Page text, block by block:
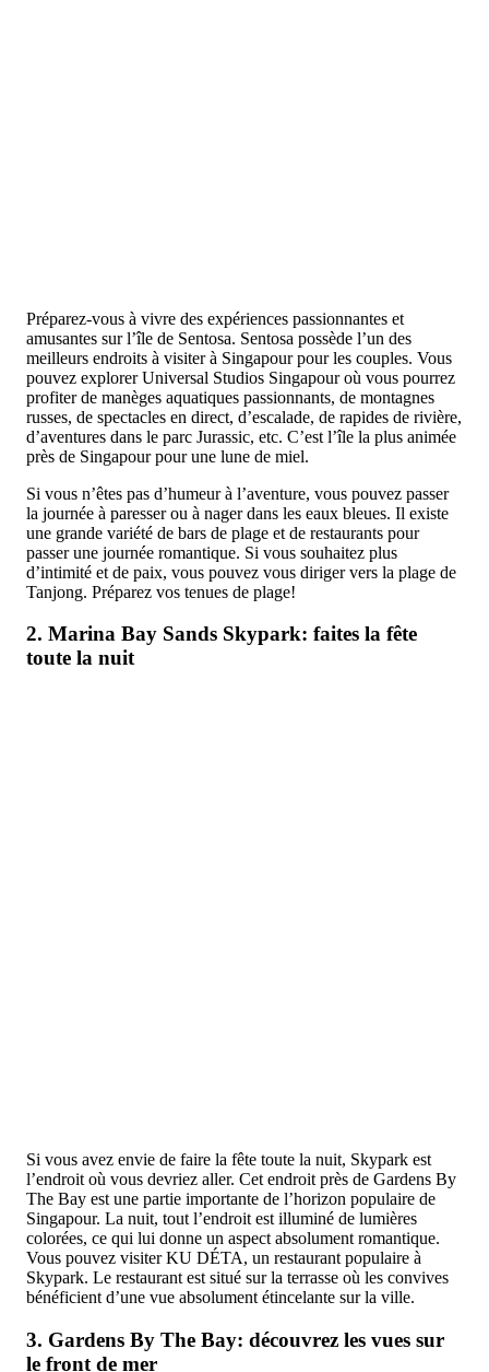
Préparez-vous à vivre des expériences passionnantes et
amusantes sur l’île de Sentosa. Sentosa possède l’un des
meilleurs endroits à visiter à Singapour pour les couples. Vous
pouvez explorer Universal Studios Singapour où vous pourrez
profiter de manèges aquatiques passionnants, de montagnes
russes, de spectacles en direct, d’escalade, de rapides de rivière,
d’aventures dans le parc Jurassic, etc. C’est l’île la plus animée
près de Singapour pour une lune de miel.
Si vous n’êtes pas d’humeur à l’aventure, vous pouvez passer
la journée à paresser ou à nager dans les eaux bleues. Il existe
une grande variété de bars de plage et de restaurants pour
passer une journée romantique. Si vous souhaitez plus
d’intimité et de paix, vous pouvez vous diriger vers la plage de
Tanjong. Préparez vos tenues de plage!
2. Marina Bay Sands Skypark: faites la fête
toute la nuit
Si vous avez envie de faire la fête toute la nuit, Skypark est
l’endroit où vous devriez aller. Cet endroit près de Gardens By
The Bay est une partie importante de l’horizon populaire de
Singapour. La nuit, tout l’endroit est illuminé de lumières
colorées, ce qui lui donne un aspect absolument romantique.
Vous pouvez visiter KU DÉTA, un restaurant populaire à
Skypark. Le restaurant est situé sur la terrasse où les convives
bénéficient d’une vue absolument étincelante sur la ville.
3. Gardens By The Bay: découvrez les vues sur
le front de mer